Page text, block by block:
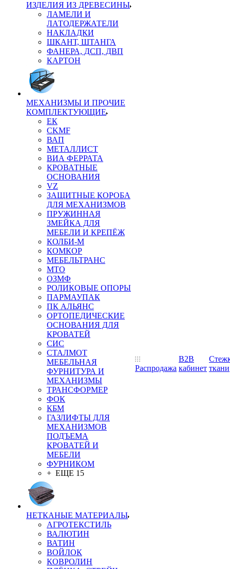
ИЗДЕЛИЯ ИЗ ДРЕВЕСИНЫ
ЛАМЕЛИ И
ЛАТОДЕРЖАТЕЛИ
НАКЛАДКИ
ШКАНТ, ШТАНГА
ФАНЕРА, ДСП, ДВП
КАРТОН
МЕХАНИЗМЫ И ПРОЧИЕ
КОМПЛЕКТУЮЩИЕ
ЕК
CKMF
ВАП
МЕТАЛЛИСТ
ВИА ФЕРРАТА
КРОВАТНЫЕ
ОСНОВАНИЯ
VZ
ЗАЩИТНЫЕ КОРОБА
ДЛЯ МЕХАНИЗМОВ
ПРУЖИННАЯ
ЗМЕЙКА ДЛЯ
МЕБЕЛИ И КРЕПЁЖ
КОЛБИ-М
КОМКОР
МЕБЕЛЬТРАНС
MTO
ОЗМФ
РОЛИКОВЫЕ ОПОРЫ
ПАРМАУПАК
ПК АЛЬЯНС
ОРТОПЕДИЧЕСКИЕ
ОСНОВАНИЯ ДЛЯ
КРОВАТЕЙ
СИС
СТАЛМОТ
МЕБЕЛЬНАЯ
ФУРНИТУРА И
МЕХАНИЗМЫ
ТРАНСФОРМЕР
ФОК
КБМ
ГАЗЛИФТЫ ДЛЯ
МЕХАНИЗМОВ
ПОДЪЕМА
КРОВАТЕЙ И
МЕБЕЛИ
ФУРНИКОМ
+ ЕЩЕ 15
НЕТКАНЫЕ МАТЕРИАЛЫ
АГРОТЕКСТИЛЬ
ВАЛЮТИН
ВАТИН
ВОЙЛОК
КОВРОЛИН
Распродажа
B2B
кабинет ткани